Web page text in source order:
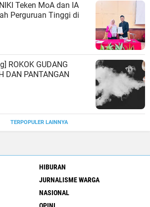
Teken MoA dan IA
Perguruan Tinggi di
ROKOK GUDANG
DAN PANTANGAN
TERPOPULER LAINNYA
HIBURAN
JURNALISME WARGA
NASIONAL